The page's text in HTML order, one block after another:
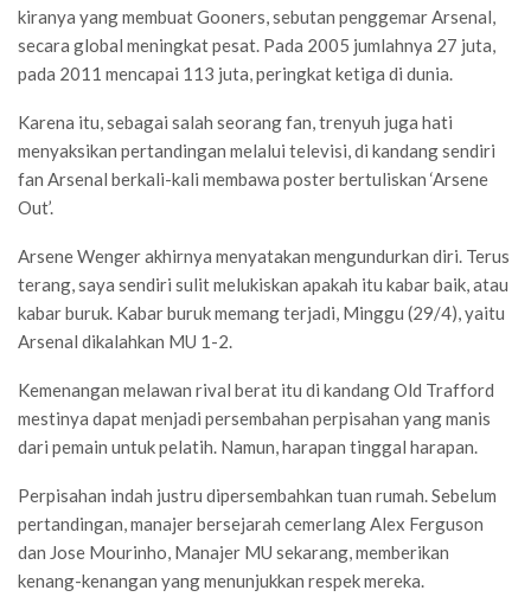
kiranya yang membuat Gooners, sebutan penggemar Arsenal,
secara global meningkat pesat. Pada 2005 jumlahnya 27 juta,
pada 2011 mencapai 113 juta, peringkat ketiga di dunia.
Karena itu, sebagai salah seorang fan, trenyuh juga hati
menyaksikan pertandingan melalui televisi, di kandang sendiri
fan Arsenal berkali-kali membawa poster bertuliskan ‘Arsene
Out’.
Arsene Wenger akhirnya menyatakan mengundurkan diri. Terus
terang, saya sendiri sulit melukiskan apakah itu kabar baik, atau
kabar buruk. Kabar buruk memang terjadi, Minggu (29/4), yaitu
Arsenal dikalahkan MU 1-2.
Kemenangan melawan rival berat itu di kandang Old Trafford
mestinya dapat menjadi persembahan perpisahan yang manis
dari pemain untuk pelatih. Namun, harapan tinggal harapan.
Perpisahan indah justru dipersembahkan tuan rumah. Sebelum
pertandingan, manajer bersejarah cemerlang Alex Ferguson
dan Jose Mourinho, Manajer MU sekarang, memberikan
kenang-kenangan yang menunjukkan respek mereka.